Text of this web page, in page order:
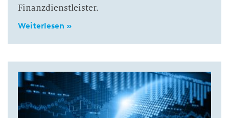
Finanzdienstleister.
Weiterlesen »